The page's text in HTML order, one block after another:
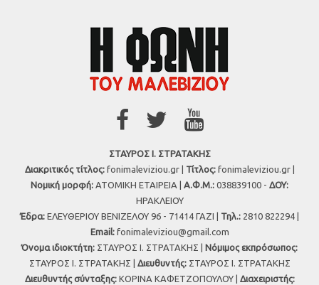
ΣΤΑΥΡΟΣ Ι. ΣΤΡΑΤΑΚΗΣ
Διακριτικός τίτλος:fonimaleviziou.gr | Τίτλος:fonimaleviziou.gr |
Νομική μορφή: ΑΤΟΜΙΚΗ ΕΤΑΙΡΕΙΑ | Α.Φ.Μ.: 038839100 - ΔΟΥ:
ΗΡΑΚΛΕΙΟΥ
Έδρα: ΕΛΕΥΘΕΡΙΟΥ ΒΕΝΙΖΕΛΟΥ 96 - 71414 ΓΑΖΙ | Τηλ.: 2810 822294 |
Εmail: fonimaleviziou@gmail.com
Όνομα ιδιοκτήτη: ΣΤΑΥΡΟΣ Ι. ΣΤΡΑΤΑΚΗΣ | Νόμιμος εκπρόσωπος:
ΣΤΑΥΡΟΣ Ι. ΣΤΡΑΤΑΚΗΣ | Διευθυντής:ΣΤΑΥΡΟΣ Ι. ΣΤΡΑΤΑΚΗΣ
Διευθυντής σύνταξης:ΚΟΡΙΝΑ ΚΑΦΕΤΖΟΠΟΥΛΟΥ | Διαχειριστής: